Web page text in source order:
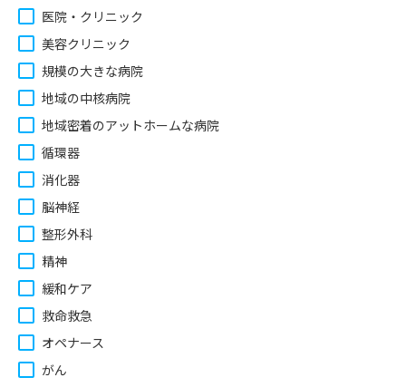
医院・クリニック
美容クリニック
規模の大きな病院
地域の中核病院
地域密着のアットホームな病院
循環器
消化器
脳神経
整形外科
精神
緩和ケア
救命救急
オペナース
がん